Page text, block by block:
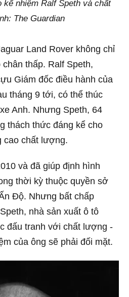
kế nhiệm Ralf Speth và chất
The Guardian
Land Rover không chỉ
thấp. Ralf Speth,
Giám đốc điều hành của
tháng 9 tới, có thể thúc
Anh. Nhưng Speth, 64
thách thức đáng kể cho
cao chất lượng.
và đã giúp định hình
thời kỳ thuộc quyền sở
Độ. Nhưng bất chấp
nhà sản xuất ô tô
đấu tranh với chất lượng -
của ông sẽ phải đối mặt.